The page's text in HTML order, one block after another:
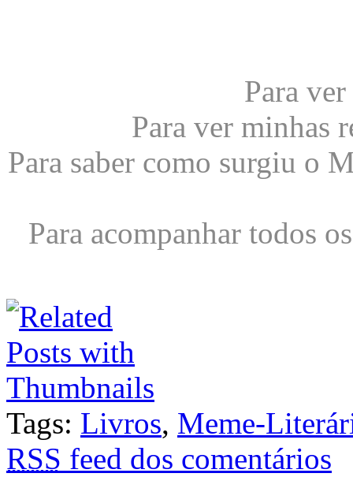
Para
Para ver minhas
Para saber como surgiu o
Para acompanhar todos
Tags: Livros, Meme-
RSS feed dos comentários